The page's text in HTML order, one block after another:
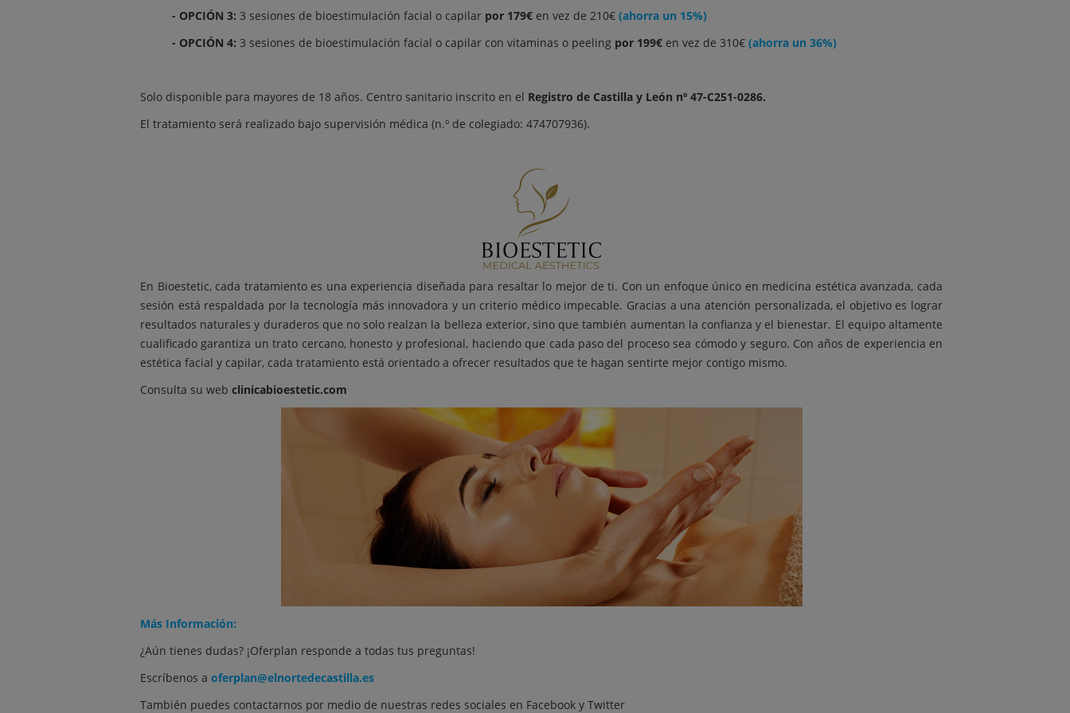
- OPCIÓN 3: 3 sesiones de bioestimulación facial o capilar por 179€ en vez de 210€ (ahorra un 15%)
- OPCIÓN 4: 3 sesiones de bioestimulación facial o capilar con vitaminas o peeling por 199€ en vez de 310€ (ahorra un 36%)
Solo disponible para mayores de 18 años. Centro sanitario inscrito en el Registro de Castilla y León nº 47-C251-0286.
El tratamiento será realizado bajo supervisión médica (n.º de colegiado: 474707936).
En Bioestetic, cada tratamiento es una experiencia diseñada para resaltar lo mejor de ti. Con un enfoque único en medicina estética avanzada, cada
sesión está respaldada por la tecnología más innovadora y un criterio médico impecable. Gracias a una atención personalizada, el objetivo es lograr
resultados naturales y duraderos que no solo realzan la belleza exterior, sino que también aumentan la confianza y el bienestar. El equipo altamente
cualificado garantiza un trato cercano, honesto y profesional, haciendo que cada paso del proceso sea cómodo y seguro. Con años de experiencia en
estética facial y capilar, cada tratamiento está orientado a ofrecer resultados que te hagan sentirte mejor contigo mismo.
Consulta su web clinicabioestetic.com
Más Información:
¿Aún tienes dudas? ¡Oferplan responde a todas tus preguntas!
Escríbenos a oferplan@elnortedecastilla.es
También puedes contactarnos por medio de nuestras redes sociales en Facebook y Twitter